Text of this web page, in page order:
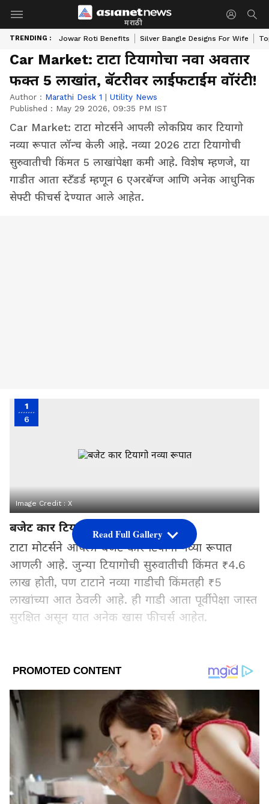
मराठी
TRENDING : Jowar Roti Benefits Silver Bangle Designs For Wife
Car Market: टाटा टियागोचा नवा अवतार
फक्त 5 लाखांत, बॅटरीवर लाईफटाईम वॉरंटी!
Author : Marathi Desk 1 | Utility News
Published : May 29 2026, 09:35 PM IST
Car Market: टाटा मोटर्सने आपली लोकप्रिय कार टियागो
नव्या रूपात लॉन्च केली आहे. नव्या 2026 टाटा टियागोची
सुरुवातीची किंमत 5 लाखांपेक्षा कमी आहे. विशेष म्हणजे, या
गाडीत आता स्टँडर्ड म्हणून 6 एअरबॅग्ज आणि अनेक आधुनिक
सेफ्टी फीचर्स देण्यात आले आहेत.
1
6
Image Credit :X
बजेट कार टियागो नव्या रूपात
टाटा मोटर्सने आपली बजेट कार टियागो नव्या रूपात
आणली आहे. जुन्या टियागोची सुरुवातीची किंमत ₹4.6
लाख होती, पण टाटाने नव्या गाडीची किंमतही ₹5
लाखांच्या आत ठेवली आहे. ही गाडी आता पूर्वीपेक्षा जास्त
सुरक्षित असून यात अनेक खास फीचर्स आहेत.
Image Credit :
Read Full Gallery